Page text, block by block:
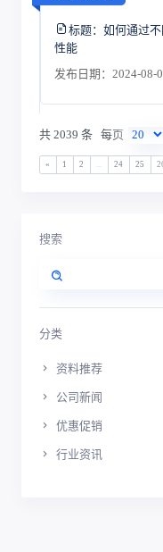
标题： 如何通过
性能
发布日期：2024-08-
共 2039 条 每页
« 1 2 24 25
搜索
分类
资料推荐
公司新闻
优惠促销
行业资讯